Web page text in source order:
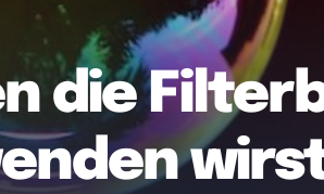
die